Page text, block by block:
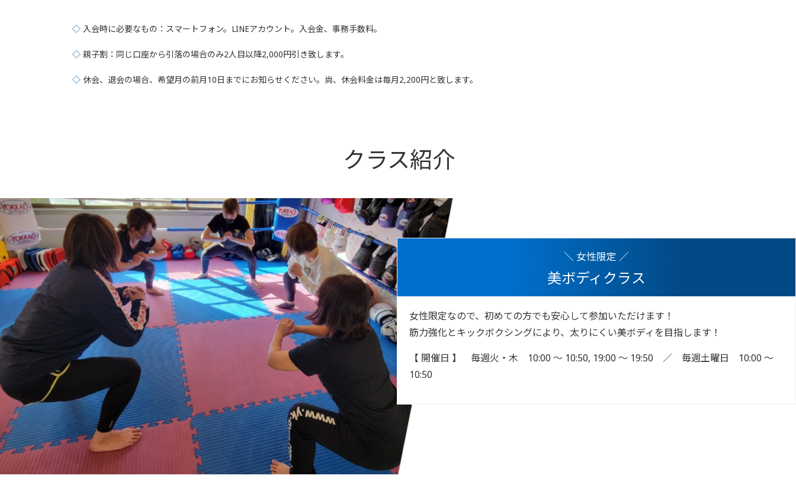
◇ 入会時に必要なもの：スマートフォン。LINEアカウント。入会金、事務手数料。
◇ 親子割：同じ口座から引落の場合のみ2人目以降2,000円引き致します。
◇ 休会、退会の場合、希望月の前月10日までにお知らせください。尚、休会料金は毎月2,200円と致します。
クラス紹介
＼ 女性限定 ／
美ボディクラス
女性限定なので、初めての方でも安心して参加いただけます！
筋力強化とキックボクシングにより、太りにくい美ボディを目指します！
【 開催日 】
毎週火・木 10:00 ～ 10:50, 19:00 ～ 19:50 ／ 毎週土曜日 10:00 ～
10:50